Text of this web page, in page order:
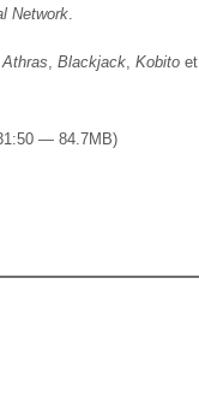
Network.
Athras, Blackjack, Kobito et
— 84.7MB)